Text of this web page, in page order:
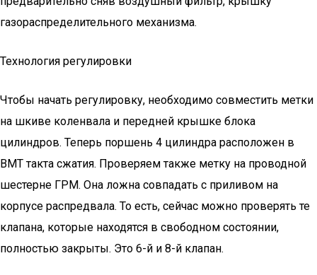
газораспределительного механизма.
Технология регулировки
Чтобы начать регулировку, необходимо совместить метки
на шкиве коленвала и передней крышке блока
цилиндров. Теперь поршень 4 цилиндра расположен в
ВМТ такта сжатия. Проверяем также метку на проводной
шестерне ГРМ. Она ложна совпадать с приливом на
корпусе распредвала. То есть, сейчас можно проверять те
клапана, которые находятся в свободном состоянии,
полностью закрыты. Это 6-й и 8-й клапан.